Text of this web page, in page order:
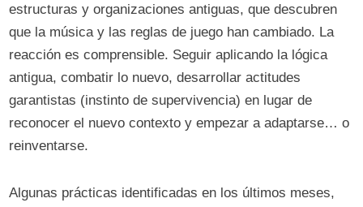
estructuras y organizaciones antiguas, que descubren
que la música y las reglas de juego han cambiado. La
reacción es comprensible. Seguir aplicando la lógica
antigua, combatir lo nuevo, desarrollar actitudes
garantistas (instinto de supervivencia) en lugar de
reconocer el nuevo contexto y empezar a adaptarse… o
reinventarse.
Algunas prácticas identificadas en los últimos meses,